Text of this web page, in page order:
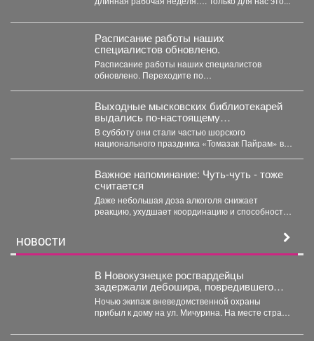
Расписание работы наших
специалистов обновлено.
Расписание работы наших специалистов
обновлено. Переходите по
баннер «Расписание врачей» в...
Выходные мысковских библиотекарей
выдались по-настоящему
насыщенными, яркими и этническими!
В субботу они стали частью шорского
национального праздника «Томазак Пайрам» в
Важное напоминание: Чуть-чуть - тоже
считается
Даже небольшая доза алкоголя снижает
реакцию, ухудшает координацию и способность
НОВОСТИ
В Новокузнецке росгвардейцы
задержали дебошира, повредившего
окно и дверь квартиры сожительницы
Ночью экипаж вневедомственной охраны
прибыл к дому на ул. Мичурина. На месте стражи